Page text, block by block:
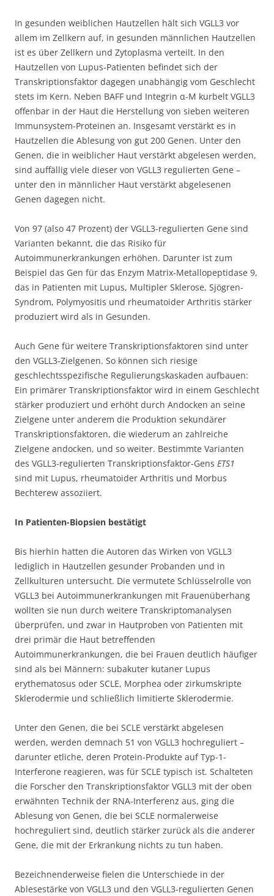
In gesunden weiblichen Hautzellen hält sich VGLL3 vor
allem im Zellkern auf, in gesunden männlichen Hautzellen
ist es über Zellkern und Zytoplasma verteilt. In den
Hautzellen von Lupus-Patienten befindet sich der
Transkriptionsfaktor dagegen unabhängig vom Geschlecht
stets im Kern. Neben BAFF und Integrin α-M kurbelt VGLL3
offenbar in der Haut die Herstellung von sieben weiteren
Immunsystem-Proteinen an. Insgesamt verstärkt es in
Hautzellen die Ablesung von gut 200 Genen. Unter den
Genen, die in weiblicher Haut verstärkt abgelesen werden,
sind auffällig viele dieser von VGLL3 regulierten Gene –
unter den in männlicher Haut verstärkt abgelesenen
Genen dagegen nicht.
Von 97 (also 47 Prozent) der VGLL3-regulierten Gene sind
Varianten bekannt, die das Risiko für
Autoimmunerkrankungen erhöhen. Darunter ist zum
Beispiel das Gen für das Enzym Matrix-Metallopeptidase 9,
das in Patienten mit Lupus, Multipler Sklerose, Sjögren-
Syndrom, Polymyositis und rheumatoider Arthritis stärker
produziert wird als in Gesunden.
Auch Gene für weitere Transkriptionsfaktoren sind unter
den VGLL3-Zielgenen. So können sich riesige
geschlechtsspezifische Regulierungskaskaden aufbauen:
Ein primärer Transkriptionsfaktor wird in einem Geschlecht
stärker produziert und erhöht durch Andocken an seine
Zielgene unter anderem die Produktion sekundärer
Transkriptionsfaktoren, die wiederum an zahlreiche
Zielgene andocken, und so weiter. Bestimmte Varianten
des VGLL3-regulierten Transkriptionsfaktor-Gens ETS1
sind mit Lupus, rheumatoider Arthritis und Morbus
Bechterew assoziiert.
In Patienten-Biopsien bestätigt
Bis hierhin hatten die Autoren das Wirken von VGLL3
lediglich in Hautzellen gesunder Probanden und in
Zellkulturen untersucht. Die vermutete Schlüsselrolle von
VGLL3 bei Autoimmunerkrankungen mit Frauenüberhang
wollten sie nun durch weitere Transkriptomanalysen
überprüfen, und zwar in Hautproben von Patienten mit
drei primär die Haut betreffenden
Autoimmunerkrankungen, die bei Frauen deutlich häufiger
sind als bei Männern: subakuter kutaner Lupus
erythematosus oder SCLE, Morphea oder zirkumskripte
Sklerodermie und schließlich limitierte Sklerodermie.
Unter den Genen, die bei SCLE verstärkt abgelesen
werden, werden demnach 51 von VGLL3 hochreguliert –
darunter etliche, deren Protein-Produkte auf Typ-1-
Interferone reagieren, was für SCLE typisch ist. Schalteten
die Forscher den Transkriptionsfaktor VGLL3 mit der oben
erwähnten Technik der RNA-Interferenz aus, ging die
Ablesung von Genen, die bei SCLE normalerweise
hochreguliert sind, deutlich stärker zurück als die anderer
Gene, die mit der Erkrankung nichts zu tun haben.
Bezeichnenderweise fielen die Unterschiede in der
Ablesestärke von VGLL3 und den VGLL3-regulierten Genen